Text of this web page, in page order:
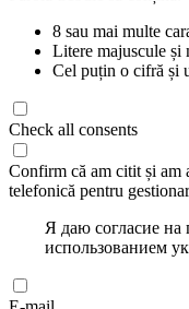
8 sau mai multe
Litere majuscule și
Cel puțin o cifră și
Check all consents
Confirm că am citit și am
telefonică pentru
Я даю согласие
использованием